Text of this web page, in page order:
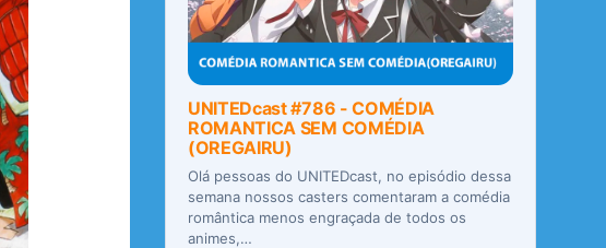
UNITEDcast #786 - COMÉDIA
ROMANTICA SEM COMÉDIA
(OREGAIRU)
Olá pessoas do UNITEDcast, no episódio dessa
semana nossos casters comentaram a comédia
romântica menos engraçada de todos os
animes,…